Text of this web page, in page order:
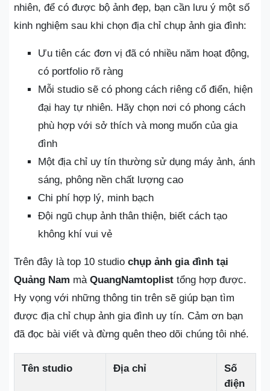
nhiên, để có được bộ ảnh đẹp, bạn cần lưu ý một số
kinh nghiệm sau khi chọn địa chỉ chụp ảnh gia đình:
Ưu tiên các đơn vị đã có nhiều năm hoạt động,
có portfolio rõ ràng
Mỗi studio sẽ có phong cách riêng cổ điển, hiện
đại hay tự nhiên. Hãy chọn nơi có phong cách
phù hợp với sở thích và mong muốn của gia
đình
Một địa chỉ uy tín thường sử dụng máy ảnh, ánh
sáng, phông nền chất lượng cao
Chi phí hợp lý, minh bạch
Đội ngũ chụp ảnh thân thiện, biết cách tạo
không khí vui vẻ
Trên đây là top 10 studio chụp ảnh gia đình tại
Quảng Nam mà QuangNamtoplist tổng hợp được.
Hy vọng với những thông tin trên sẽ giúp bạn tìm
được địa chỉ chụp ảnh gia đình uy tín. Cảm ơn bạn
đã đọc bài viết và đừng quên theo dõi chúng tôi nhé.
Tên studio Địa chỉ
Số
điện